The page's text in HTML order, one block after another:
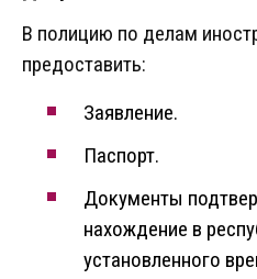
В полицию по делам
предоставить:
Заявление.
Паспорт.
Документы
нахождение в
установленного